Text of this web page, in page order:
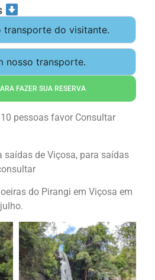
transporte do visitante.
nosso transporte.
FAZER SUA RESERVA
pessoas favor Consultar
saídas de Viçosa, para saídas
do Pirangi em Viçosa em